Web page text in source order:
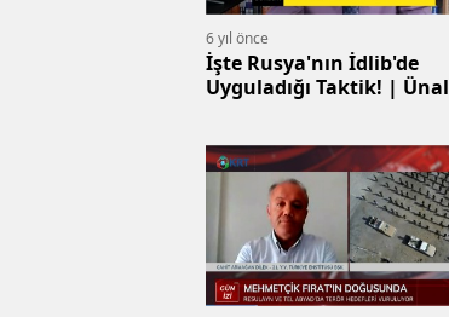
6 yıl önce
İşte Rusya'nın İdlib'de
Uyguladığı Taktik! | Ünal